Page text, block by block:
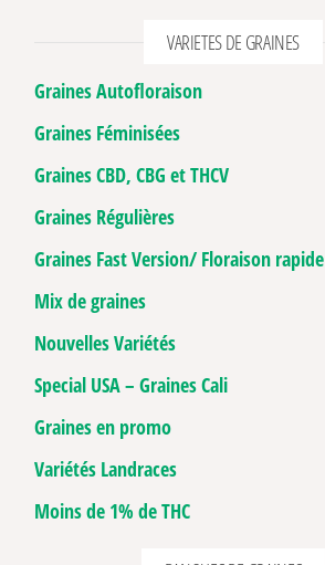
VARIETES DE GRAINES
Graines Autofloraison
Graines Féminisées
Graines CBD, CBG et THCV
Graines Régulières
Graines Fast Version/ Floraison rapide
Mix de graines
Nouvelles Variétés
Special USA – Graines Cali
Graines en promo
Variétés Landraces
Moins de 1% de THC